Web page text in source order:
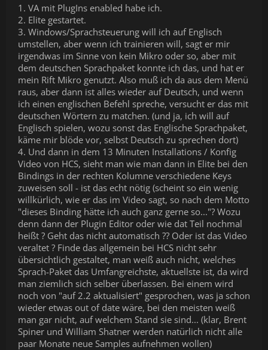
1. VA mit PlugIns enabled habe ich.
2. Elite gestartet.
3. Windows/Sprachsteuerung will ich auf Englisch
umstellen, aber wenn ich trainieren will, sagt er mir
irgendwas im Sinne von kein Mikro oder so, aber mit
dem deutschen Sprachpaket konnte ich das, und hat er
mein Rift Mikro genutzt. Also muß ich da aus dem Menü
raus, aber dann ist alles wieder auf Deutsch, und wenn
ich einen englischen Befehl spreche, versucht er das mit
deutschen Wörtern zu matchen. (und ja, ich will auf
Englisch spielen, wozu sonst das Englische Sprachpaket,
käme mir blöde vor, selbst Deutsch zu sprechen dort)
4. Und dann in dem 13 Minuten Installations / Konfig
Video von HCS, sieht man wie man dann in Elite bei den
Bindings in der rechten Kolumne verschiedene Keys
zuweisen soll - ist das echt nötig (scheint so ein wenig
willkürlich, wie er das im Video sagt, so nach dem Motto
"dieses Binding hätte ich auch ganz gerne so..."? Wozu
denn dann der Plugin Editor oder wie dat Teil nochmal
heißt ? Geht das nicht automatisch ?? Oder ist das Video
veraltet ? Finde das allgemein bei HCS nicht sehr
übersichtlich gestaltet, man weiß auch nicht, welches
Sprach-Paket das Umfangreichste, aktuellste ist, da wird
man ziemlich sich selber überlassen. Bei einem wird
noch von "auf 2.2 aktualisiert" gesprochen, was ja schon
wieder etwas out of date wäre, bei den meisten weiß
man gar nicht, auf welchem Stand sie sind... (klar, Brent
Spiner und William Shatner werden natürlich nicht alle
paar Monate neue Samples aufnehmen wollen)